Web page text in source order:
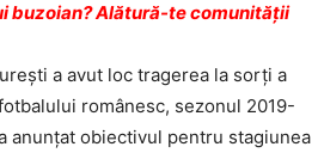
buzoian? Alătură-te comunității
a avut loc tragerea la sorţi a
românesc, sezonul 2019-
anunţat obiectivul pentru stagiunea